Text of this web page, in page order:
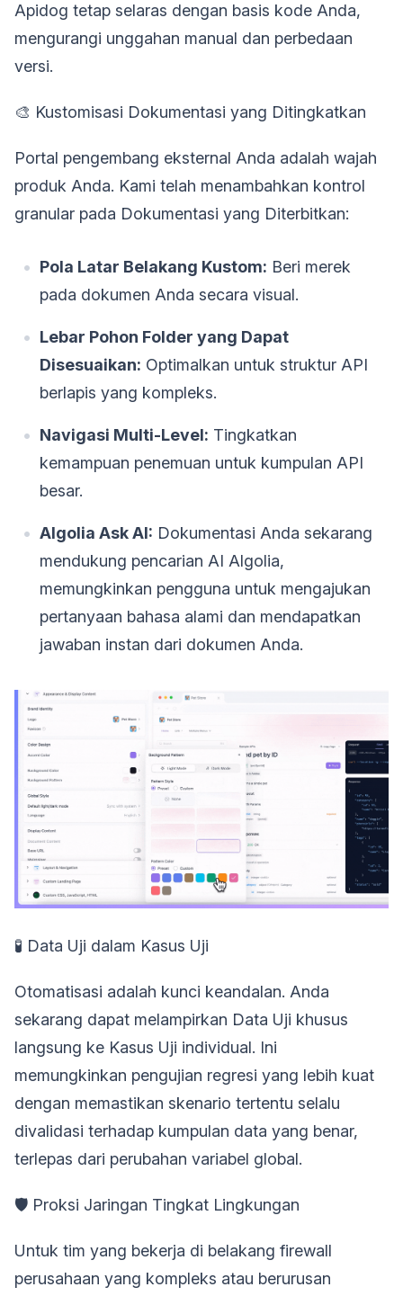
Apidog tetap selaras dengan basis kode Anda,
mengurangi unggahan manual dan perbedaan
versi.
🎨 Kustomisasi Dokumentasi yang Ditingkatkan
Portal pengembang eksternal Anda adalah wajah
produk Anda. Kami telah menambahkan kontrol
granular pada Dokumentasi yang Diterbitkan:
Pola Latar Belakang Kustom: Beri merek
pada dokumen Anda secara visual.
Lebar Pohon Folder yang Dapat
Disesuaikan: Optimalkan untuk struktur API
berlapis yang kompleks.
Navigasi Multi-Level: Tingkatkan
kemampuan penemuan untuk kumpulan API
besar.
Algolia Ask AI: Dokumentasi Anda sekarang
mendukung pencarian AI Algolia,
memungkinkan pengguna untuk mengajukan
pertanyaan bahasa alami dan mendapatkan
jawaban instan dari dokumen Anda.
🧪 Data Uji dalam Kasus Uji
Otomatisasi adalah kunci keandalan. Anda
sekarang dapat melampirkan Data Uji khusus
langsung ke Kasus Uji individual. Ini
memungkinkan pengujian regresi yang lebih kuat
dengan memastikan skenario tertentu selalu
divalidasi terhadap kumpulan data yang benar,
terlepas dari perubahan variabel global.
🛡️ Proksi Jaringan Tingkat Lingkungan
Untuk tim yang bekerja di belakang firewall
perusahaan yang kompleks atau berurusan